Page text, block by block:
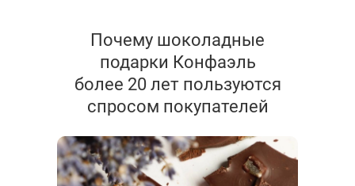
Почему шоколадные
подарки Конфаэль
более 20 лет пользуются
спросом покупателей